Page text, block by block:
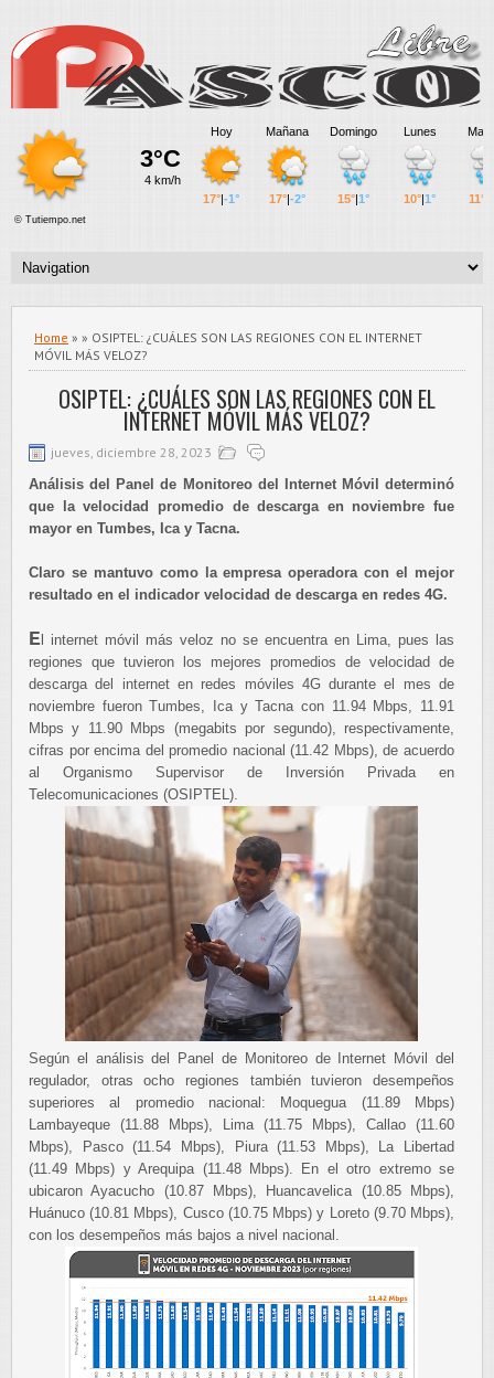
Home » » OSIPTEL: ¿CUÁLES SON LAS REGIONES CON EL INTERNET
MÓVIL MÁS VELOZ?
OSIPTEL: ¿CUÁLES SON LAS REGIONES CON EL
INTERNET MÓVIL MÁS VELOZ?
jueves, diciembre 28, 2023
Análisis del Panel de Monitoreo del Internet Móvil determinó
que la velocidad promedio de descarga en noviembre fue
mayor en Tumbes, Ica y Tacna.
Claro se mantuvo como la empresa operadora con el mejor
resultado en el indicador velocidad de descarga en redes 4G.
E l internet móvil más veloz no se encuentra en Lima, pues las
regiones que tuvieron los mejores promedios de velocidad de
descarga del internet en redes móviles 4G durante el mes de
noviembre fueron Tumbes, Ica y Tacna con 11.94 Mbps, 11.91
Mbps y 11.90 Mbps (megabits por segundo), respectivamente,
cifras por encima del promedio nacional (11.42 Mbps), de acuerdo
al Organismo Supervisor de Inversión Privada en
Telecomunicaciones (OSIPTEL).
Según el análisis del Panel de Monitoreo de Internet Móvil del
regulador, otras ocho regiones también tuvieron desempeños
superiores al promedio nacional: Moquegua (11.89 Mbps)
Lambayeque (11.88 Mbps), Lima (11.75 Mbps), Callao (11.60
Mbps), Pasco (11.54 Mbps), Piura (11.53 Mbps), La Libertad
(11.49 Mbps) y Arequipa (11.48 Mbps). En el otro extremo se
ubicaron Ayacucho (10.87 Mbps), Huancavelica (10.85 Mbps),
Huánuco (10.81 Mbps), Cusco (10.75 Mbps) y Loreto (9.70 Mbps),
con los desempeños más bajos a nivel nacional.